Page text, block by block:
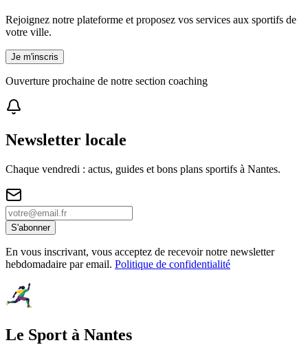
Rejoignez notre plateforme et proposez vos services aux sportifs de
votre ville.
Je m'inscris
Ouverture prochaine de notre section coaching
Newsletter locale
Chaque vendredi : actus, guides et bons plans sportifs à Nantes.
S'abonner
En vous inscrivant, vous acceptez de recevoir notre newsletter
hebdomadaire par email. Politique de confidentialité
Le Sport à Nantes